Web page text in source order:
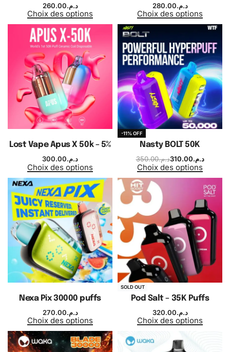
د.م.260.00
Choix des options
د.م.280.00
Choix des options
Lost Vape Apus X 50k – 5%
د.م.300.00
Choix des options
-11% OFF
Nasty BOLT 50K
د.م.350.00 د.م.310.00
Choix des options
Nexa Pix 30000 puffs
د.م.270.00
Choix des options
SOLD OUT
Pod Salt – 35K Puffs
د.م.320.00
Choix des options